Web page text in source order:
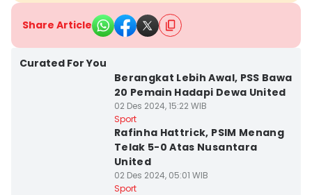
Share Article
Curated For You
Berangkat Lebih Awal, PSS Bawa
20 Pemain Hadapi Dewa United
02 Des 2024, 15:22 WIB
Sport
Rafinha Hattrick, PSIM Menang
Telak 5-0 Atas Nusantara
United
02 Des 2024, 05:01 WIB
Sport